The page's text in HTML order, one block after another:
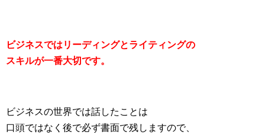
ビジネスではリーディングとライティングの
スキルが一番大切です。
ビジネスの世界では話したことは
口頭ではなく後で必ず書面で残しますので、